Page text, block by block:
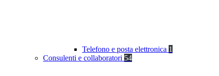
Telefono e posta elettronica 1
Consulenti e collaboratori 54